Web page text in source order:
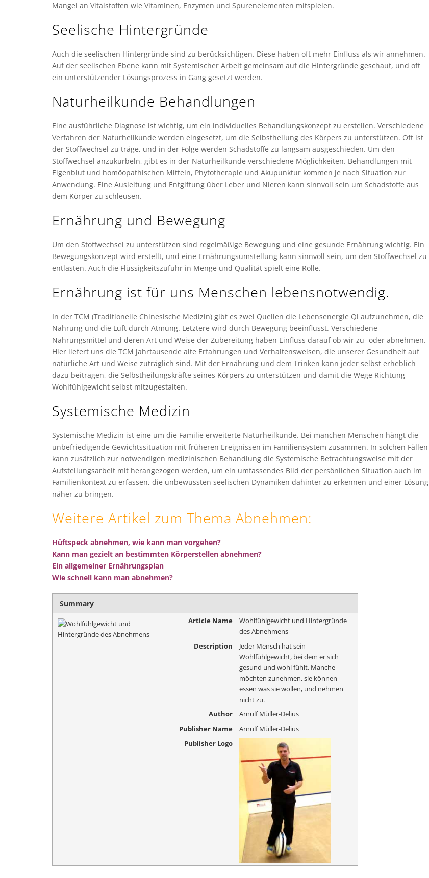
Mangel an Vitalstoffen wie Vitaminen, Enzymen und Spurenelementen mitspielen.
Seelische Hintergründe
Auch die seelischen Hintergründe sind zu berücksichtigen. Diese haben oft mehr Einfluss als wir annehmen.
Auf der seelischen Ebene kann mit Systemischer Arbeit gemeinsam auf die Hintergründe geschaut, und oft
ein unterstützender Lösungsprozess in Gang gesetzt werden.
Naturheilkunde Behandlungen
Eine ausführliche Diagnose ist wichtig, um ein individuelles Behandlungskonzept zu erstellen. Verschiedene
Verfahren der Naturheilkunde werden eingesetzt, um die Selbstheilung des Körpers zu unterstützen. Oft ist
der Stoffwechsel zu träge, und in der Folge werden Schadstoffe zu langsam ausgeschieden. Um den
Stoffwechsel anzukurbeln, gibt es in der Naturheilkunde verschiedene Möglichkeiten. Behandlungen mit
Eigenblut und homöopathischen Mitteln, Phytotherapie und Akupunktur kommen je nach Situation zur
Anwendung. Eine Ausleitung und Entgiftung über Leber und Nieren kann sinnvoll sein um Schadstoffe aus
dem Körper zu schleusen.
Ernährung und Bewegung
Um den Stoffwechsel zu unterstützen sind regelmäßige Bewegung und eine gesunde Ernährung wichtig. Ein
Bewegungskonzept wird erstellt, und eine Ernährungsumstellung kann sinnvoll sein, um den Stoffwechsel zu
entlasten. Auch die Flüssigkeitszufuhr in Menge und Qualität spielt eine Rolle.
Ernährung ist für uns Menschen lebensnotwendig.
In der TCM (Traditionelle Chinesische Medizin) gibt es zwei Quellen die Lebensenergie Qi aufzunehmen, die
Nahrung und die Luft durch Atmung. Letztere wird durch Bewegung beeinflusst. Verschiedene
Nahrungsmittel und deren Art und Weise der Zubereitung haben Einfluss darauf ob wir zu- oder abnehmen.
Hier liefert uns die TCM jahrtausende alte Erfahrungen und Verhaltensweisen, die unserer Gesundheit auf
natürliche Art und Weise zuträglich sind. Mit der Ernährung und dem Trinken kann jeder selbst erheblich
dazu beitragen, die Selbstheilungskräfte seines Körpers zu unterstützen und damit die Wege Richtung
Wohlfühlgewicht selbst mitzugestalten.
Systemische Medizin
Systemische Medizin ist eine um die Familie erweiterte Naturheilkunde. Bei manchen Menschen hängt die
unbefriedigende Gewichtssituation mit früheren Ereignissen im Familiensystem zusammen. In solchen Fällen
kann zusätzlich zur notwendigen medizinischen Behandlung die Systemische Betrachtungsweise mit der
Aufstellungsarbeit mit herangezogen werden, um ein umfassendes Bild der persönlichen Situation auch im
Familienkontext zu erfassen, die unbewussten seelischen Dynamiken dahinter zu erkennen und einer Lösung
näher zu bringen.
Weitere Artikel zum Thema Abnehmen:
Hüftspeck abnehmen, wie kann man vorgehen?
Kann man gezielt an bestimmten Körperstellen abnehmen?
Ein allgemeiner Ernährungsplan
Wie schnell kann man abnehmen?
Summary
Article Name
Wohlfühlgewicht und Hintergründe
des Abnehmens
Description
Jeder Mensch hat sein
Wohlfühlgewicht, bei dem er sich
gesund und wohl fühlt. Manche
möchten zunehmen, sie können
essen was sie wollen, und nehmen
nicht zu.
Author
Arnulf Müller-Delius
Publisher Name
Arnulf Müller-Delius
Publisher Logo